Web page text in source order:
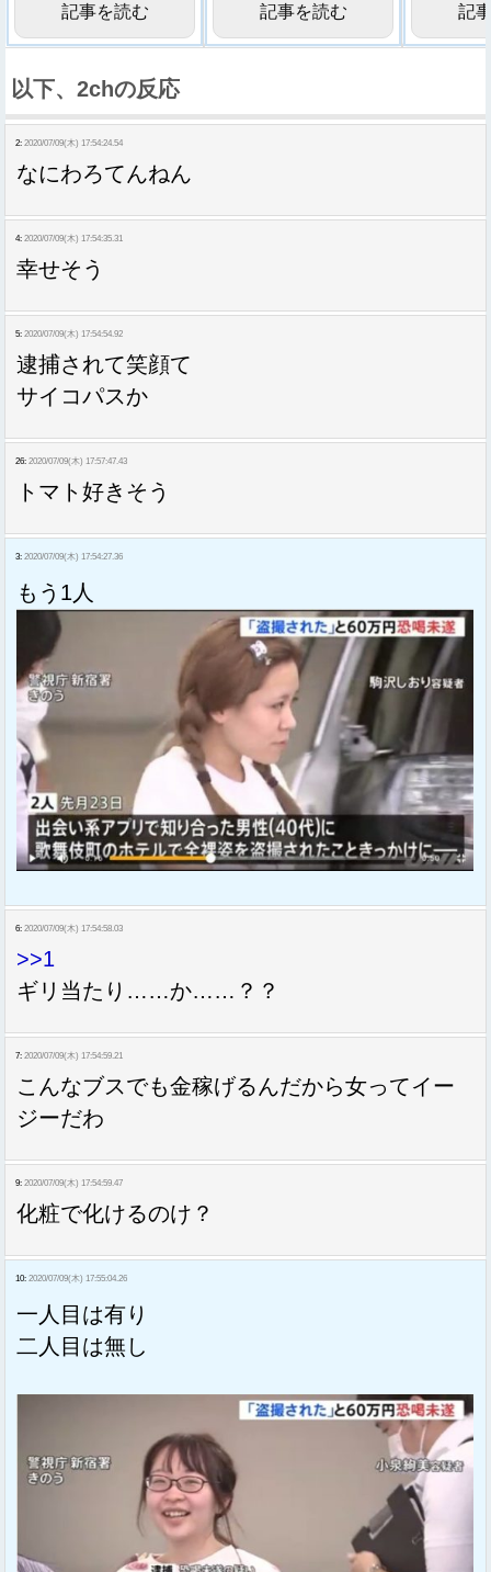
記事を読む 記事を読む
記
以下、2chの反応
2: 2020/07/09(木) 17:54:24.54
なにわろてんねん
4: 2020/07/09(木) 17:54:35.31
幸せそう
5: 2020/07/09(木) 17:54:54.92
逮捕されて笑顔て
サイコパスか
26: 2020/07/09(木) 17:57:47.43
トマト好きそう
3: 2020/07/09(木) 17:54:27.36
もう1人
6: 2020/07/09(木) 17:54:58.03
>>1
ギリ当たり……か……？？
7: 2020/07/09(木) 17:54:59.21
こんなブスでも金稼げるんだから女ってイー
ジーだわ
9: 2020/07/09(木) 17:54:59.47
化粧で化けるのけ？
10: 2020/07/09(木) 17:55:04.26
一人目は有り
二人目は無し